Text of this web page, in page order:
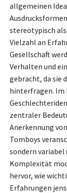
allgemeinen
stereotypisch als
Vielzahl an
Gesellschaft
Verhalten und
gebracht, da sie
hinterfragen. Im
zentraler
Anerkennung
Tomboys
sondern variabel
Komplexität
hervor, wie
Erfahrungen